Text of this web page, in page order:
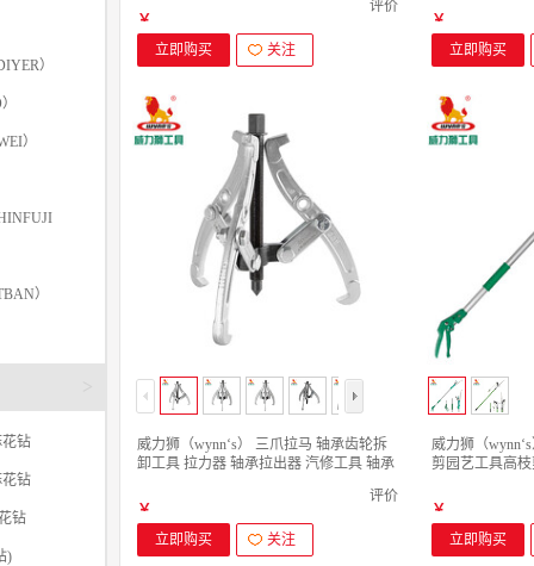
）
）
）
钻
钻
钻
)
评价
￥
立即购买
关注
￥
立即购买
威力狮（wynn‘s） 三爪拉马 轴承齿轮拆
卸工具 拉力器 轴承拉出器 汽修工具 轴承
铬 8寸
评价
￥
立即购买
关注
威力狮（
剪园艺工具高
￥
立即购买